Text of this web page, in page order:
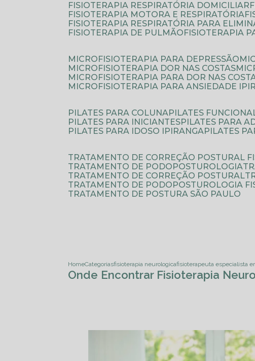
FISIOTERAPIA RESPIRATÓRIA DOMICILIAR
FISIOTERAPIA MOTORA E RESPIRATÓRIA
FISIOTERAPIA RESPIRATÓRIA PARA
FISIOTERAPIA DE PULMÃO
FISIOTERAPIA
MICROFISIOTERAPIA PARA DEPRESSÃO
MICROFISIOTERAPIA DOR NAS COSTAS
MICROFISIOTERAPIA PARA DOR NAS
MICROFISIOTERAPIA PARA ANSIEDADE
PILATES PARA COLUNA
PILATES
PILATES PARA INICIANTES
PILATES PARA
PILATES PARA IDOSO IPIRANGA
PILATES
TRATAMENTO DE CORREÇÃO POSTURAL
TRATAMENTO DE PODOPOSTUROLOGIA
TRATAMENTO DE CORREÇÃO POSTURAL
TRATAMENTO DE PODOPOSTUROLOGIA
TRATAMENTO DE POSTURA SÃO PAULO
HomeCategoriasfisioterapia neurologicafisioterapeuta especialista
Onde Encontrar Fisioterapia